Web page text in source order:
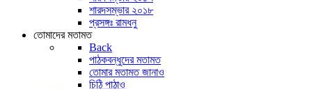
শারদসম্ভার ২০১৮
প্রসঙ্গঃ রামধনু
তোমাদের মতামত
Back
পাঠকবন্ধুদের মতামত
তোমার মতামত জানাও
চিঠি পাঠাও